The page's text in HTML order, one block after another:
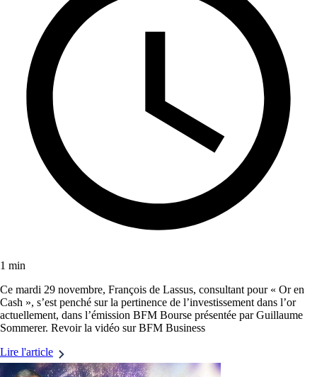
1 min
Ce mardi 29 novembre, François de Lassus, consultant pour « Or en
Cash », s’est penché sur la pertinence de l’investissement dans l’or
actuellement, dans l’émission BFM Bourse présentée par Guillaume
Sommerer. Revoir la vidéo sur BFM Business
Lire l'article